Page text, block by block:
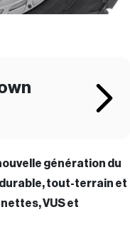
génération du
durable, tout-terrain et
VUS et